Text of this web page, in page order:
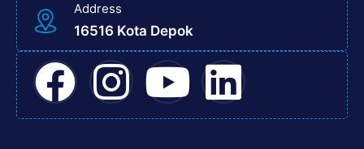
Address
16516 Kota Depok